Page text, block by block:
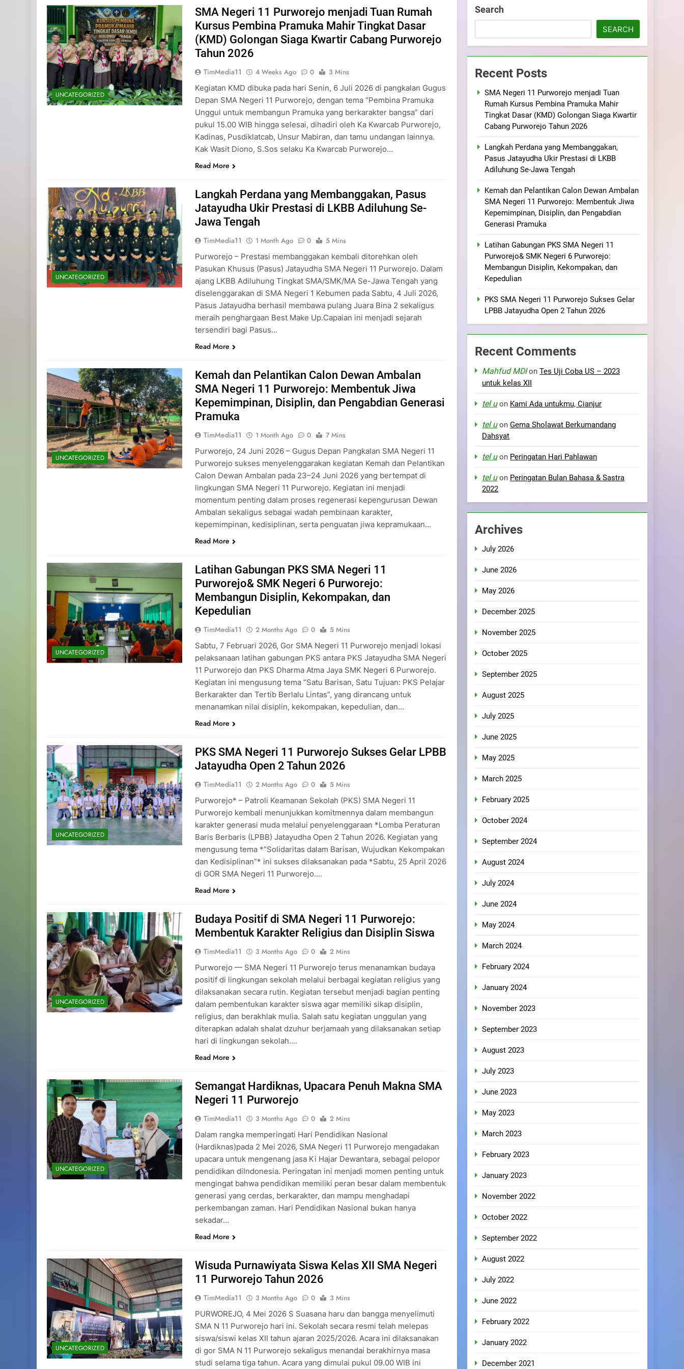
Pengabdian Generasi Pramuka
UNCATEGORIZED
SMA Negeri 11 Purworejo menjadi Tuan Rumah
Kursus Pembina Pramuka Mahir Tingkat Dasar
(KMD) Golongan Siaga Kwartir Cabang Purworejo
Tahun 2026
TimMedia11 4 Weeks Ago 0
3 Mins
Kegiatan KMD dibuka pada hari Senin, 6 Juli 2026 di pangkalan Gugus
Depan SMA Negeri 11 Purworejo, dengan tema “Pembina Pramuka
Unggul untuk membangun Pramuka yang berkarakter bangsa” dari
pukul 15.00 WIB hingga selesai, dihadiri oleh Ka Kwarcab Purworejo,
Kadinas, Pusdiklatcab, Unsur Mabiran, dan tamu undangan lainnya.
Kak Wasit Diono, S.Sos selaku Ka Kwarcab Purworejo…
Read More
UNCATEGORIZED
Langkah Perdana yang Membanggakan, Pasus
Jatayudha Ukir Prestasi di LKBB Adiluhung Se-
Jawa Tengah
TimMedia11 1 Month Ago 0
5 Mins
Purworejo – Prestasi membanggakan kembali ditorehkan oleh
Pasukan Khusus (Pasus) Jatayudha SMA Negeri 11 Purworejo. Dalam
ajang LKBB Adiluhung Tingkat SMA/SMK/MA Se-Jawa Tengah yang
diselenggarakan di SMA Negeri 1 Kebumen pada Sabtu, 4 Juli 2026,
Pasus Jatayudha berhasil membawa pulang Juara Bina 2 sekaligus
meraih penghargaan Best Make Up.Capaian ini menjadi sejarah
tersendiri bagi Pasus…
Read More
UNCATEGORIZED
Kemah dan Pelantikan Calon Dewan Ambalan
SMA Negeri 11 Purworejo: Membentuk Jiwa
Kepemimpinan, Disiplin, dan Pengabdian Generasi
Pramuka
TimMedia11 1 Month Ago 0
7 Mins
Purworejo, 24 Juni 2026 – Gugus Depan Pangkalan SMA Negeri 11
Purworejo sukses menyelenggarakan kegiatan Kemah dan Pelantikan
Calon Dewan Ambalan pada 23–24 Juni 2026 yang bertempat di
lingkungan SMA Negeri 11 Purworejo. Kegiatan ini menjadi
momentum penting dalam proses regenerasi kepengurusan Dewan
Ambalan sekaligus sebagai wadah pembinaan karakter,
kepemimpinan, kedisiplinan, serta penguatan jiwa kepramukaan…
Read More
UNCATEGORIZED
Latihan Gabungan PKS SMA Negeri 11
Purworejo& SMK Negeri 6 Purworejo:
Membangun Disiplin, Kekompakan, dan
Kepedulian
TimMedia11 2 Months Ago 0
5 Mins
Sabtu, 7 Februari 2026, Gor SMA Negeri 11 Purworejo menjadi lokasi
pelaksanaan latihan gabungan PKS antara PKS Jatayudha SMA Negeri
11 Purworejo dan PKS Dharma Atma Jaya SMK Negeri 6 Purworejo.
Kegiatan ini mengusung tema “Satu Barisan, Satu Tujuan: PKS Pelajar
Berkarakter dan Tertib Berlalu Lintas”, yang dirancang untuk
menanamkan nilai disiplin, kekompakan, kepedulian, dan…
Read More
UNCATEGORIZED
PKS SMA Negeri 11 Purworejo Sukses Gelar LPBB
Jatayudha Open 2 Tahun 2026
TimMedia11 2 Months Ago 0
5 Mins
Purworejo* – Patroli Keamanan Sekolah (PKS) SMA Negeri 11
Purworejo kembali menunjukkan komitmennya dalam membangun
karakter generasi muda melalui penyelenggaraan *Lomba Peraturan
Baris Berbaris (LPBB) Jatayudha Open 2 Tahun 2026. Kegiatan yang
mengusung tema *”Solidaritas dalam Barisan, Wujudkan Kekompakan
dan Kedisiplinan”* ini sukses dilaksanakan pada *Sabtu, 25 April 2026
di GOR SMA Negeri 11 Purworejo….
Read More
UNCATEGORIZED
Budaya Positif di SMA Negeri 11 Purworejo:
Membentuk Karakter Religius dan Disiplin Siswa
TimMedia11 3 Months Ago 0
2 Mins
Purworejo — SMA Negeri 11 Purworejo terus menanamkan budaya
positif di lingkungan sekolah melalui berbagai kegiatan religius yang
dilaksanakan secara rutin. Kegiatan tersebut menjadi bagian penting
dalam pembentukan karakter siswa agar memiliki sikap disiplin,
religius, dan berakhlak mulia. Salah satu kegiatan unggulan yang
diterapkan adalah shalat dzuhur berjamaah yang dilaksanakan setiap
hari di lingkungan sekolah….
Read More
UNCATEGORIZED
Semangat Hardiknas, Upacara Penuh Makna SMA
Negeri 11 Purworejo
TimMedia11 3 Months Ago 0
2 Mins
Dalam rangka memperingati Hari Pendidikan Nasional
(Hardiknas)pada 2 Mei 2026, SMA Negeri 11 Purworejo mengadakan
upacara untuk mengenang jasa Ki Hajar Dewantara, sebagai pelopor
pendidikan diIndonesia. Peringatan ini menjadi momen penting untuk
mengingat bahwa pendidikan memiliki peran besar dalam membentuk
generasi yang cerdas, berkarakter, dan mampu menghadapi
perkembangan zaman. Hari Pendidikan Nasional bukan hanya
sekadar…
Read More
UNCATEGORIZED
Wisuda Purnawiyata Siswa Kelas XII SMA Negeri
11 Purworejo Tahun 2026
TimMedia11 3 Months Ago 0
3 Mins
PURWOREJO, 4 Mei 2026 S Suasana haru dan bangga menyelimuti
SMA N 11 Purworejo hari ini. Sekolah secara resmi telah melepas
siswa/siswi kelas XII tahun ajaran 2025/2026. Acara ini dilaksanakan
di gor SMA N 11 Purworejo sekaligus menandai berakhirnya masa
studi selama tiga tahun. Acara yang dimulai pukul 09.00 WIB ini
Search
SEARCH
Recent Posts
SMA Negeri 11 Purworejo menjadi Tuan
Rumah Kursus Pembina Pramuka Mahir
Tingkat Dasar (KMD) Golongan Siaga Kwartir
Cabang Purworejo Tahun 2026
Langkah Perdana yang Membanggakan,
Pasus Jatayudha Ukir Prestasi di LKBB
Adiluhung Se-Jawa Tengah
Kemah dan Pelantikan Calon Dewan Ambalan
SMA Negeri 11 Purworejo: Membentuk Jiwa
Kepemimpinan, Disiplin, dan Pengabdian
Generasi Pramuka
Latihan Gabungan PKS SMA Negeri 11
Purworejo& SMK Negeri 6 Purworejo:
Membangun Disiplin, Kekompakan, dan
Kepedulian
PKS SMA Negeri 11 Purworejo Sukses Gelar
LPBB Jatayudha Open 2 Tahun 2026
Recent Comments
Mahfud MDIonTes Uji Coba US – 2023
untuk kelas XII
tel uon Kami Ada untukmu, Cianjur
tel uonGema Sholawat Berkumandang
Dahsyat
tel uon Peringatan Hari Pahlawan
tel uon Peringatan Bulan Bahasa & Sastra
2022
Archives
July 2026
June 2026
May 2026
December 2025
November 2025
October 2025
September 2025
August 2025
July 2025
June 2025
May 2025
March 2025
February 2025
October 2024
September 2024
August 2024
July 2024
June 2024
May 2024
March 2024
February 2024
January 2024
November 2023
September 2023
August 2023
July 2023
June 2023
May 2023
March 2023
February 2023
January 2023
November 2022
October 2022
September 2022
August 2022
July 2022
June 2022
February 2022
January 2022
December 2021